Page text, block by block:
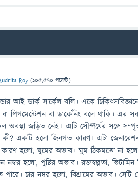
Roy (105,570 পয়েন্ট)
আই ডার্ক সার্কেল বলি। একে
পিগমেন্টেশন বা ডার্কেনিং বলে থাকি। এর
জড়িত নেই। এটি সৌন্দর্যের সঙ্গে
একটি হলো জিনগত কারণ। এটা
কারণ হলো, ঘুমের অভাব। ঘুম ঠিকমতো না
হলো, পুষ্টির অভাব। রক্তস্বল্পতা,
চার নম্বর হলো, বিশ্রামের অভাব। সেটি